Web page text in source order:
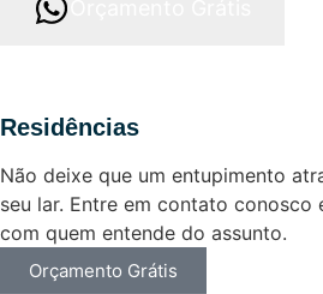
Residências
Não deixe que um entupimento
seu lar. Entre em contato conosco
com quem entende do assunto.
Orçamento Grátis